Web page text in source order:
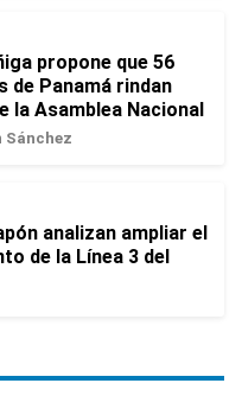
propone que 56
de Panamá rindan
la Asamblea Nacional
Sánchez
analizan ampliar el
de la Línea 3 del